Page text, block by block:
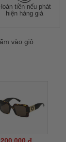
tiền nếu phát
hiện hàng giả
vào giỏ